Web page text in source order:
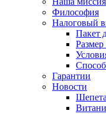
Философия
Налоговый
Пакет
Гарантии
Новости